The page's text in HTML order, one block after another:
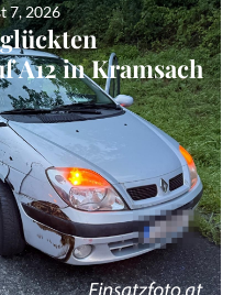
7, 2026
A12 in Kramsach